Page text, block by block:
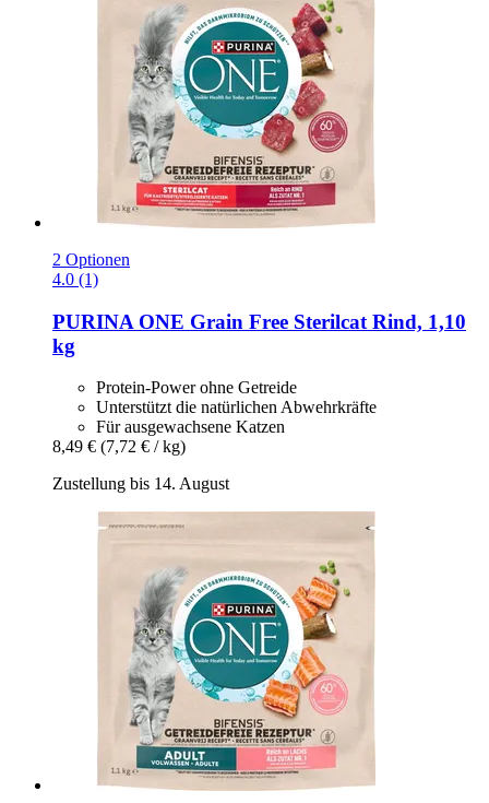
2 Optionen
4.0 (1)
PURINA ONE Grain Free Sterilcat Rind, 1,10
kg
Protein-Power ohne Getreide
Unterstützt die natürlichen Abwehrkräfte
Für ausgewachsene Katzen
8,49 € (7,72 € / kg)
Zustellung bis 14. August